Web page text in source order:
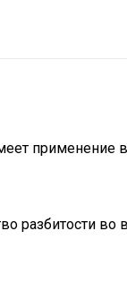
применение
разбитости